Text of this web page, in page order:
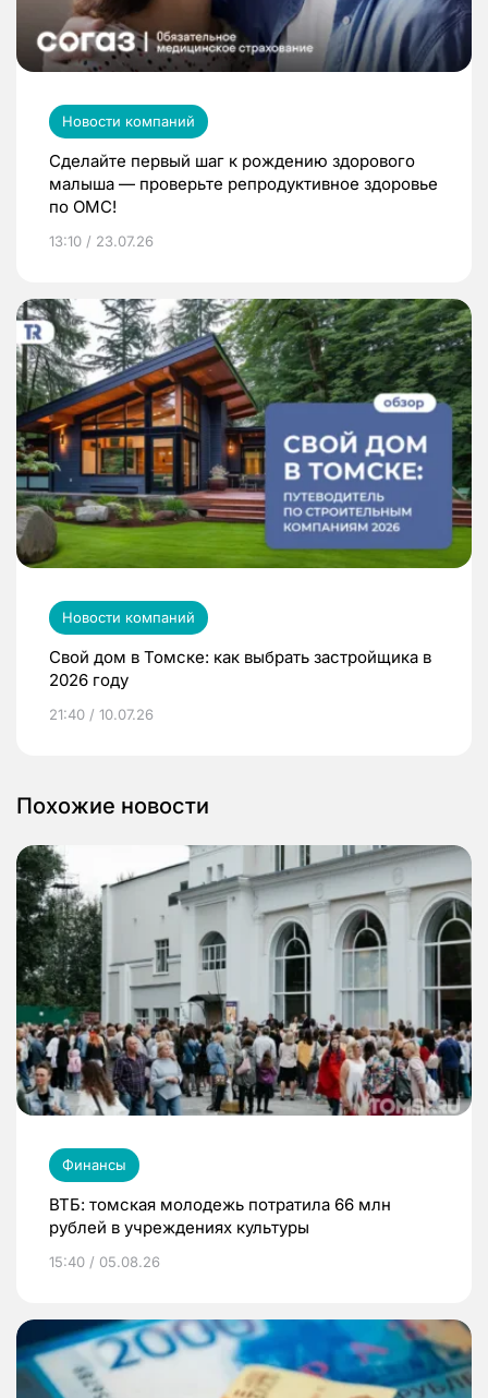
Новости компаний
Сделайте первый шаг к рождению здорового
малыша — проверьте репродуктивное здоровье
по ОМС!
13:10 / 23.07.26
Новости компаний
Свой дом в Томске: как выбрать застройщика в
2026 году
21:40 / 10.07.26
Похожие новости
Финансы
ВТБ: томская молодежь потратила 66 млн
рублей в учреждениях культуры
15:40 / 05.08.26